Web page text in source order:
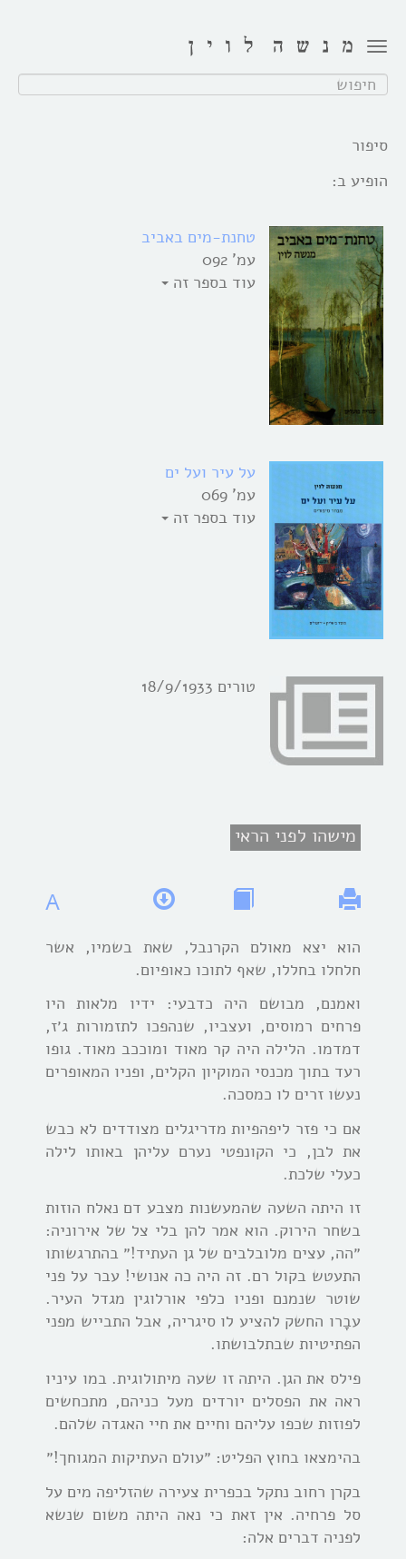
Toggle
navigation
חפש:
סיפור
הופיע ב:
טחנת-מים באביב
עמ' 092
עוד בספר זה
על עיר ועל ים
עמ' 069
עוד בספר זה
טורים 18/9/1933
מישהו לפני הראי
A
הוא יצא מאולם הקרנבל, שאת בשמיו, אשר
חלחלו בחללו, שאף לתוכו כאופיום.
ואמנם, מבושם היה כדבעי: ידיו מלאות היו
פרחים רמוסים, ועצביו, שנהפכו לתזמורות ג׳ז,
דמדמו. הלילה היה קר מאוד ומוככב מאוד. גופו
רעד בתוך מכנסי המוקיון הקלים, ופניו המאופרים
נעשו זרים לו כמסכה.
אם כי פזר ליפהפיות מדריגלים מצודדים לא כבש
את לבן, כי הקונפטי נערם עליהן באותו לילה
כעלי שלכת.
זו היתה השעה שהמעשנות מצבע דם נאלח הוזות
בשחר הירוק. הוא אמר להן בלי צל של אירוניה:
״הה, עצים מלובלבים של גן העתיד!״ בהתרגשותו
התעטש בקול רם. זה היה כה אנושי! עבר על פני
שוטר שנמנם ופניו כלפי אורלוגין מגדל העיר.
עבָרו החשק להציע לו סיגריה, אבל התבייש מפני
הפתיטיות שבתלבושתו.
פילס את הגן. היתה זו שעה מיתולוגית. במו עיניו
ראה את הפסלים יורדים מעל כניהם, מתכחשים
לפוזות שכפו עליהם וחיים את חיי האגדה שלהם.
בהימצאו בחוץ הפליט: ״עולם העתיקות המגוחך!״
בקרן רחוב נתקל בכפרית צעירה שהזליפה מים על
סל פרחיה. אין זאת כי נאה היתה משום שנשא
לפניה דברים אלה: